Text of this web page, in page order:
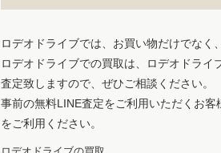
ロデオドライブでは、お買い物だけでなく
ロデオドライブでの買取は、ロデオドラ
査定致しますので、ぜひご相談ください。
事前の無料LINE査定をご利用いただくお
をご利用ください。